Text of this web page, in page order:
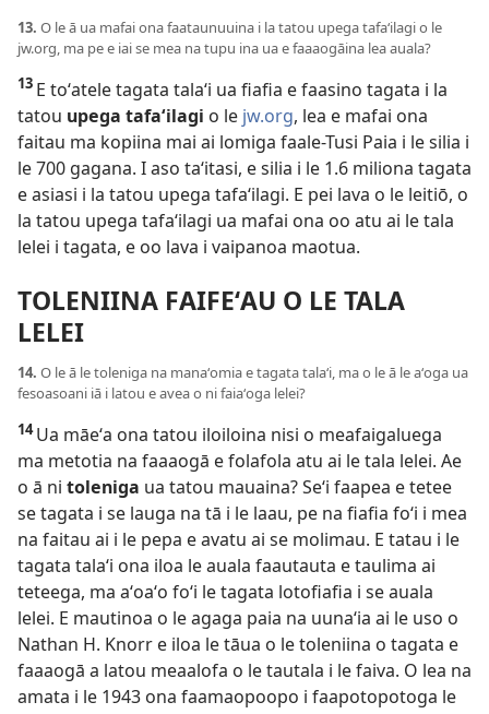
13. O le ā ua mafai ona faataunuuina i la tatou upega tafaʻilagi o le
jw.org, ma pe e iai se mea na tupu ina ua e faaaogāina lea auala?
13 E toʻatele tagata talaʻi ua fiafia e faasino tagata i la
tatou upega tafaʻilagi o le jw.org, lea e mafai ona
faitau ma kopiina mai ai lomiga faale-Tusi Paia i le silia i
le 700 gagana. I aso taʻitasi, e silia i le 1.6 miliona tagata
e asiasi i la tatou upega tafaʻilagi. E pei lava o le leitiō, o
la tatou upega tafaʻilagi ua mafai ona oo atu ai le tala
lelei i tagata, e oo lava i vaipanoa maotua.
TOLENIINA FAIFEʻAU O LE TALA
LELEI
14. O le ā le toleniga na manaʻomia e tagata talaʻi, ma o le ā le aʻoga ua
fesoasoani iā i latou e avea o ni faiaʻoga lelei?
14Ua māeʻa ona tatou iloiloina nisi o meafaigaluega
ma metotia na faaaogā e folafola atu ai le tala lelei. Ae
o ā ni toleniga ua tatou mauaina? Seʻi faapea e tetee
se tagata i se lauga na tā i le laau, pe na fiafia foʻi i mea
na faitau ai i le pepa e avatu ai se molimau. E tatau i le
tagata talaʻi ona iloa le auala faautauta e taulima ai
teteega, ma aʻoaʻo foʻi le tagata lotofiafia i se auala
lelei. E mautinoa o le agaga paia na uunaʻia ai le uso o
Nathan H. Knorr e iloa le tāua o le toleniina o tagata e
faaaogā a latou meaalofa o le tautala i le faiva. O lea na
amata i le 1943 ona faamaopoopo i faapotopotoga le